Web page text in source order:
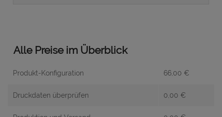
Alle Preise im Überblick
Produkt-Konfiguration 66,00 €
Druckdaten überprüfen 0,00 €